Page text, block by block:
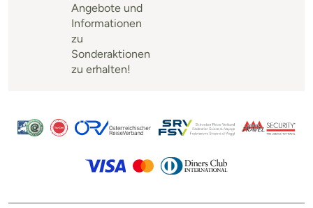
Angebote und
Informationen
zu
Sonderaktionen
zu erhalten!